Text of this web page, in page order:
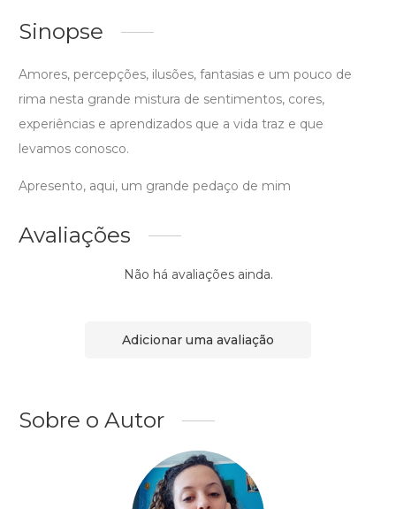
Sinopse
Amores, percepções, ilusões, fantasias e um pouco de
rima nesta grande mistura de sentimentos, cores,
experiências e aprendizados que a vida traz e que
levamos conosco.
Apresento, aqui, um grande pedaço de mim
Avaliações
Não há avaliações ainda.
Adicionar uma avaliação
Sobre o Autor